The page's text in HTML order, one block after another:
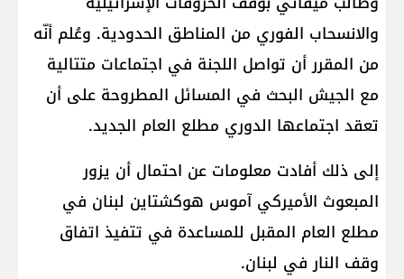
والانسحاب الفوري من المناطق الحدودية. وعُلم أنّه
من المقرر أن تواصل اللجنة في اجتماعات متتالية
مع الجيش البحث في المسائل المطروحة على أن
تعقد اجتماعها الدوري مطلع العام الجديد.
إلى ذلك أفادت معلومات عن احتمال أن يزور
المبعوث الأميركي آموس هوكشتاين لبنان في
مطلع العام المقبل للمساعدة في تتفيذ اتفاق
وقف النار في لبنان.